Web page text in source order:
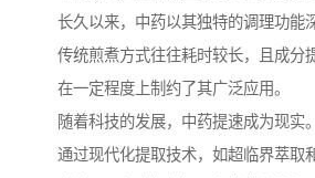
长久以来，中药以其独特的调理功能
传统煎煮方式往往耗时较长，且成分
在一定程度上制约了其广泛应用。
随着科技的发展，中药提速成为现实。
通过现代化提取技术，如超临界萃取